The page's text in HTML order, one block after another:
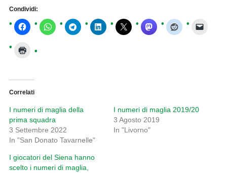
Condividi:
Correlati
I numeri di maglia della
prima squadra
3 Settembre 2022
In "San Donato Tavarnelle"
I numeri di maglia 2019/20
3 Agosto 2019
In "Livorno"
I giocatori del Siena hanno
scelto i numeri di maglia,